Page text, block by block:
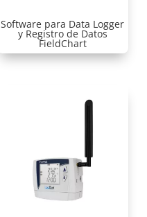
Software para Data Logger
y Registro de Datos
FieldChart